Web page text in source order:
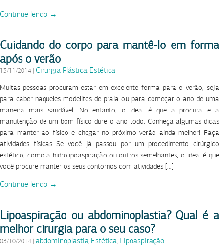
Continue lendo →
Cuidando do corpo para mantê-lo em forma
após o verão
13/11/2014 | Cirurgia Plástica, Estética
Muitas pessoas procuram estar em excelente forma para o verão, seja
para caber naqueles modelitos de praia ou para começar o ano de uma
maneira mais saudável. No entanto, o ideal é que a procura e a
manutenção de um bom físico dure o ano todo. Conheça algumas dicas
para manter ao físico e chegar no próximo verão ainda melhor! Faça
atividades físicas Se você já passou por um procedimento cirúrgico
estético, como a hidrolipoaspiração ou outros semelhantes, o ideal é que
você procure manter os seus contornos com atividades […]
Continue lendo →
Lipoaspiração ou abdominoplastia? Qual é a
melhor cirurgia para o seu caso?
03/10/2014 | abdominoplastia, Estética, Lipoaspiração